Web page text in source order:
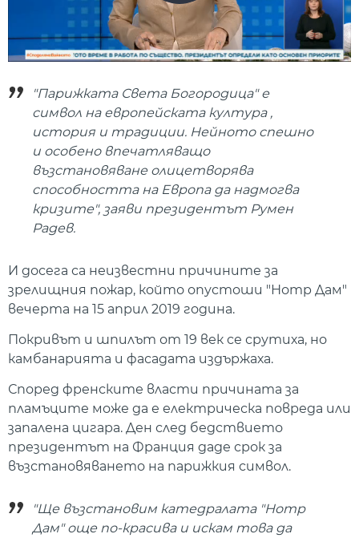
"Парижката Света Богородица" е
символ на европейската култура ,
история и традиции. Нейното спешно
и особено впечатляващо
възстановяване олицетворява
способността на Европа да надмогва
кризите", заяви президентът Румен
Радев.
И досега са неизвестни причините за
зрелищния пожар, който опустоши "Нотр Дам"
вечерта на 15 април 2019 година.
Покривът и шпилът от 19 век се срутиха, но
камбанарията и фасадата издържаха.
Според френските власти причината за
пламъците може да е електрическа повреда или
запалена цигара. Ден след бедствието
президентът на Франция даде срок за
възстановяването на парижкия символ.
"Ще възстановим катедралата "Нотр
Дам" още по-красива и искам това да